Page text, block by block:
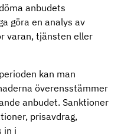
anbudets
göra en analys av
varan, tjänsten eller
kan man
överensstämmer
anbudet. Sanktioner
prisavdrag,
in i